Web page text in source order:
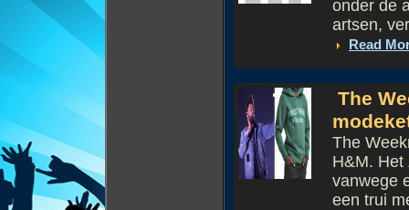
onder de
artsen,
Read
The
The
H&M. Het
vanwege
een trui